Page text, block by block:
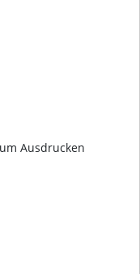
Ausdrucken